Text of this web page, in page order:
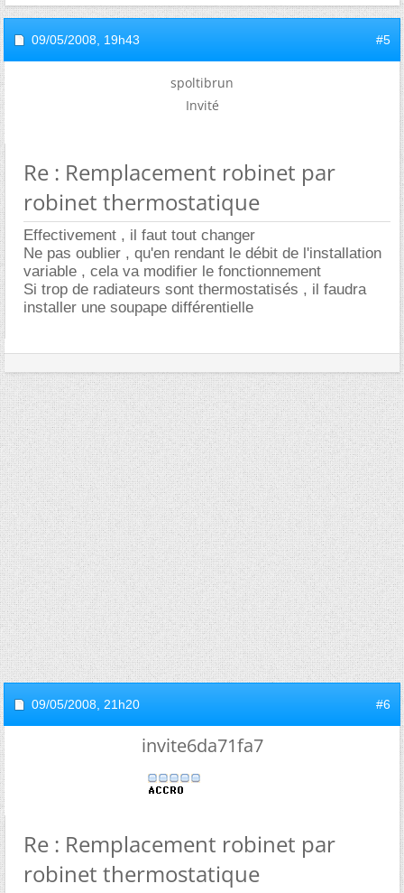
09/05/2008, 19h43 #5
spoltibrun
Invité
Re : Remplacement robinet par
robinet thermostatique
Effectivement , il faut tout changer
Ne pas oublier , qu'en rendant le débit de l'installation
variable , cela va modifier le fonctionnement
Si trop de radiateurs sont thermostatisés , il faudra
installer une soupape différentielle
09/05/2008, 21h20 #6
invite6da71fa7
Re : Remplacement robinet par
robinet thermostatique